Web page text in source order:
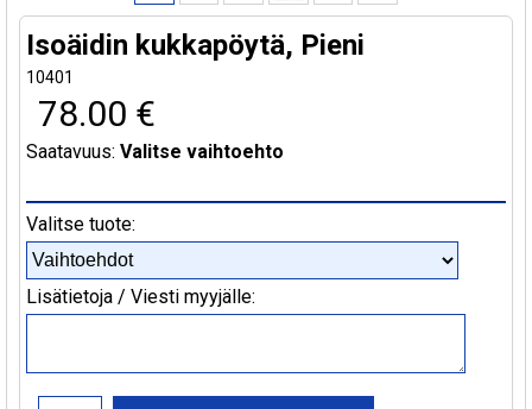
Isoäidin kukkapöytä, Pieni
10401
78.00 €
Saatavuus: Valitse vaihtoehto
Valitse tuote:
Lisätietoja / Viesti myyjälle: